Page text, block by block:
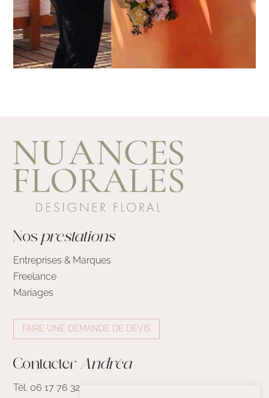
Nosprestations
Entreprises & Marques
Freelance
Mariages
FAIRE UNE DEMANDE DE DEVIS
ContacterAndréa
Tél. 06 17 76 32 17